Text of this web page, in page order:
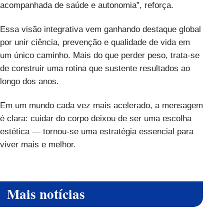
acompanhada de saúde e autonomia”, reforça.
Essa visão integrativa vem ganhando destaque global
por unir ciência, prevenção e qualidade de vida em
um único caminho. Mais do que perder peso, trata-se
de construir uma rotina que sustente resultados ao
longo dos anos.
Em um mundo cada vez mais acelerado, a mensagem
é clara: cuidar do corpo deixou de ser uma escolha
estética — tornou-se uma estratégia essencial para
viver mais e melhor.
Mais notícias